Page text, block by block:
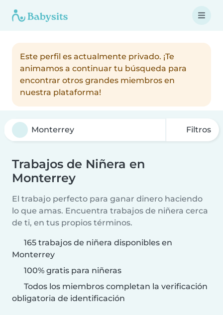
Este perfil es actualmente privado. ¡Te
animamos a continuar tu búsqueda para
encontrar otros grandes miembros en
nuestra plataforma!
Filtros
Trabajos de Niñera en
Monterrey
El trabajo perfecto para ganar dinero haciendo
lo que amas. Encuentra trabajos de niñera cerca
de ti, en tus propios términos.
165 trabajos de niñera disponibles en
Monterrey
100% gratis para niñeras
Todos los miembros completan la verificación
obligatoria de identificación